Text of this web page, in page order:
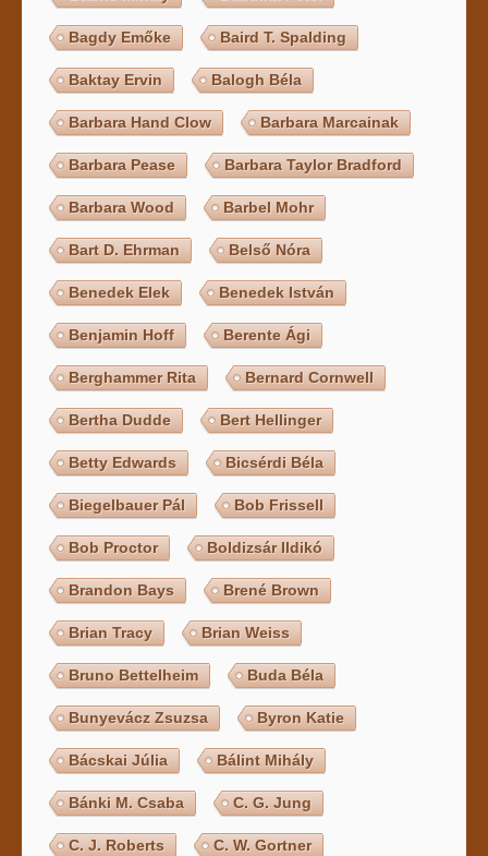
Bagdy Emőke Baird T. Spalding
Baktay Ervin Balogh Béla
Barbara Hand Clow Barbara Marcainak
Barbara Pease Barbara Taylor Bradford
Barbara Wood Barbel Mohr
Bart D. Ehrman Belső Nóra
Benedek Elek Benedek István
Benjamin Hoff Berente Ági
Berghammer Rita Bernard Cornwell
Bertha Dudde Bert Hellinger
Betty Edwards Bicsérdi Béla
Biegelbauer Pál Bob Frissell
Bob Proctor Boldizsár Ildikó
Brandon Bays Brené Brown
Brian Tracy Brian Weiss
Bruno Bettelheim Buda Béla
Bunyevácz Zsuzsa Byron Katie
Bácskai Júlia Bálint Mihály
Bánki M. Csaba C. G. Jung
C. J. Roberts C. W. Gortner